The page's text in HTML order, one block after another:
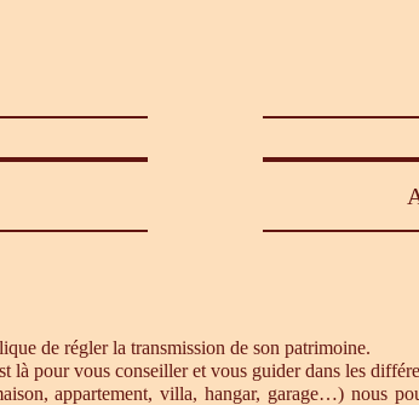
de régler la transmission de son patrimoine.
là pour vous conseiller et vous guider dans les
appartement, villa, hangar, garage…) nous